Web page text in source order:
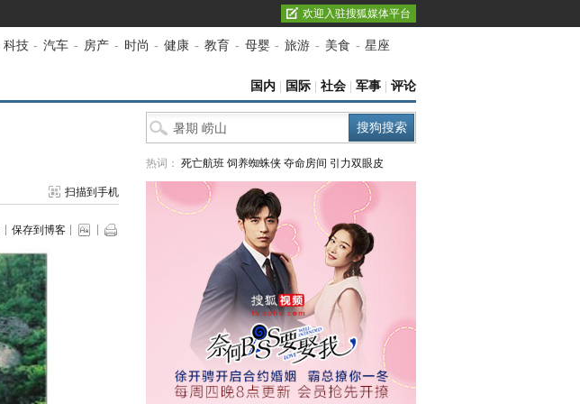
欢迎入驻搜狐媒体平台
科技 - 汽车 - 房产 - 时尚 - 健康 - 教育 - 母婴 - 旅游 - 美食 - 星座
国内 国际 社会 军事 评论
扫描到手机
保存到博客
热词： 死亡航班 饲养蜘蛛侠 夺命房间 引力双眼皮